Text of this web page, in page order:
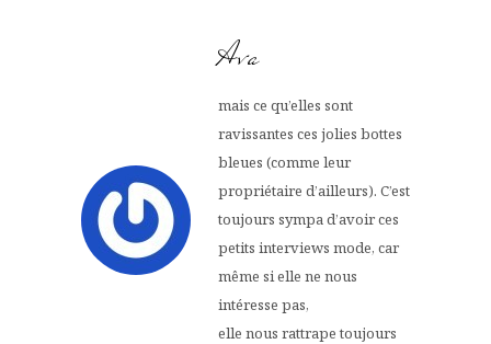
Ava
mais ce qu’elles sont
ravissantes ces jolies bottes
bleues (comme leur
propriétaire d’ailleurs). C’est
toujours sympa d’avoir ces
petits interviews mode, car
même si elle ne nous
intéresse pas,
elle nous rattrape toujours